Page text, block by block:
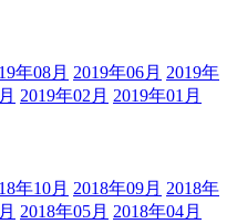
年08月 2019年06月 2019年
2019年02月 2019年01月
年10月 2018年09月 2018年
2018年05月 2018年04月